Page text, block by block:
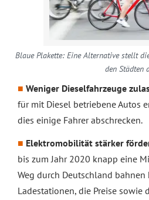
Blaue Plakette: Eine Alternative stellt
den Städten
Weniger Dieselfahrzeuge
für mit Diesel betriebene Autos
dies einige Fahrer abschrecken.
Elektromobilität stärker
bis zum Jahr 2020 knapp eine
Weg durch Deutschland bahnen
Ladestationen, die Preise sowie